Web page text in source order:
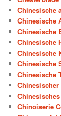
Chinesische
Chinesische
Chinesische
Chinesische
Chinesische
Chinesische
Chinesische
Chinoiserie